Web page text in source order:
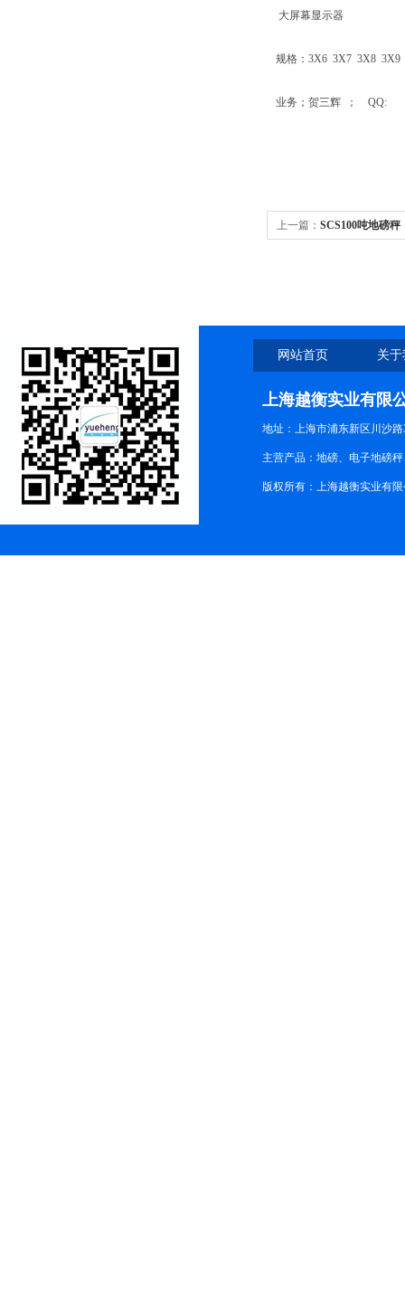
大屏幕显示器
规格：3X6 3X7 3X8 3X9
业务；贺三辉 ； QQ:
上一篇： SCS100吨地磅
网站首页 关
上海越衡实业有限
地址：上海市浦东新区川沙路
主营产品：地磅、电子地磅
版权所有：上海越衡实业有